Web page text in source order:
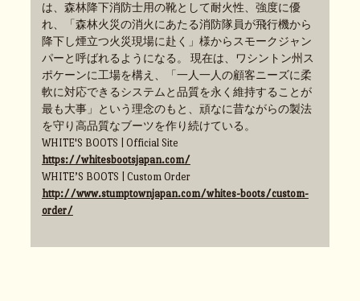
は、森林降下消防士用の靴として耐火性、強度に優
れ、「森林火災の消火にあたる消防隊員が飛行機から
降下し煙立つ火災現場に赴く」様からスモークジャン
パーと呼ばれるようになる。 現在は、ワシントン州ス
ポケーンに工場を構え、「一人一人の顧客ニーズに柔
軟に対応できるシステムと品質を永く維持することが
最も大事」という理念のもと、頑なに昔ながらの製法
を守り高品質なブーツを作り続けている。
WHITE'S BOOTS | Official Site
https://whitesbootsjapan.com/
WHITE’S BOOTS | Custom Order
http://www.stumptownjapan.com/whites-boots/custom-
order/